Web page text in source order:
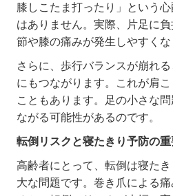
膝しこたま打ったり」という
はありません。実際、片足に
節や膝の痛みが発生しやすくな
さらに、歩行バランスが崩れ
にもつながります。これが肩
こともあります。足の小さな
ながる可能性があるのです。
転倒リスクと寝たきり予防の
高齢者にとって、転倒は寝た
大な問題です。巻き爪による